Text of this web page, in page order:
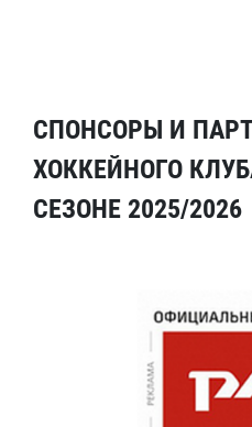
СПОНСОРЫ И
ХОККЕЙНОГО
СЕЗОНЕ 2025/2026